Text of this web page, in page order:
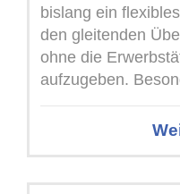
bislang ein
den gleitenden
ohne die
aufzugeben.
vergangenen